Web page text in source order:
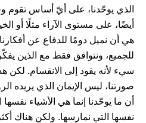
الذي يوحّدنا، على أيّ أساس تقوم
أيضًا، على مستوى الآراء مثلًا أو
هي أن نميل دومًا للدفاع عن
للجميع، ونتوافق فقط مع الذين
سيء لأنه يقود إلى الانقسام. لكن
صورتنا، ليس الإيمان الذي يريده
أن ما يوحّدنا إنما هي الأشياء
نفسها التي نمارسها. ولكن هناك